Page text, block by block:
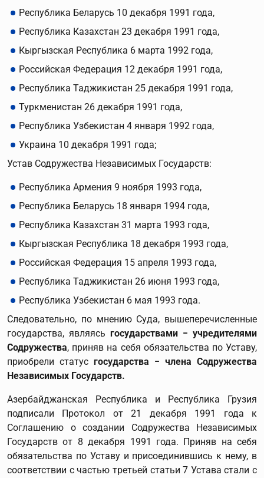
Республика Беларусь 10 декабря 1991 года,
Республика Казахстан 23 декабря 1991 года,
Кыргызская Республика 6 марта 1992 года,
Российская Федерация 12 декабря 1991 года,
Республика Таджикистан 25 декабря 1991 года,
Туркменистан 26 декабря 1991 года,
Республика Узбекистан 4 января 1992 года,
Украина 10 декабря 1991 года;
Устав Содружества Независимых Государств:
Республика Армения 9 ноября 1993 года,
Республика Беларусь 18 января 1994 года,
Республика Казахстан 31 марта 1993 года,
Кыргызская Республика 18 декабря 1993 года,
Российская Федерация 15 апреля 1993 года,
Республика Таджикистан 26 июня 1993 года,
Республика Узбекистан 6 мая 1993 года.
Следовательно, по мнению Суда, вышеперечисленные
государства, являясь государствами − учредителями
Содружества, приняв на себя обязательства по Уставу,
приобрели статус государства − члена Содружества
Независимых Государств.
Азербайджанская Республика и Республика Грузия
подписали Протокол от 21 декабря 1991 года к
Соглашению о создании Содружества Независимых
Государств от 8 декабря 1991 года. Приняв на себя
обязательства по Уставу и присоединившись к нему, в
соответствии с частью третьей статьи 7 Устава стали с